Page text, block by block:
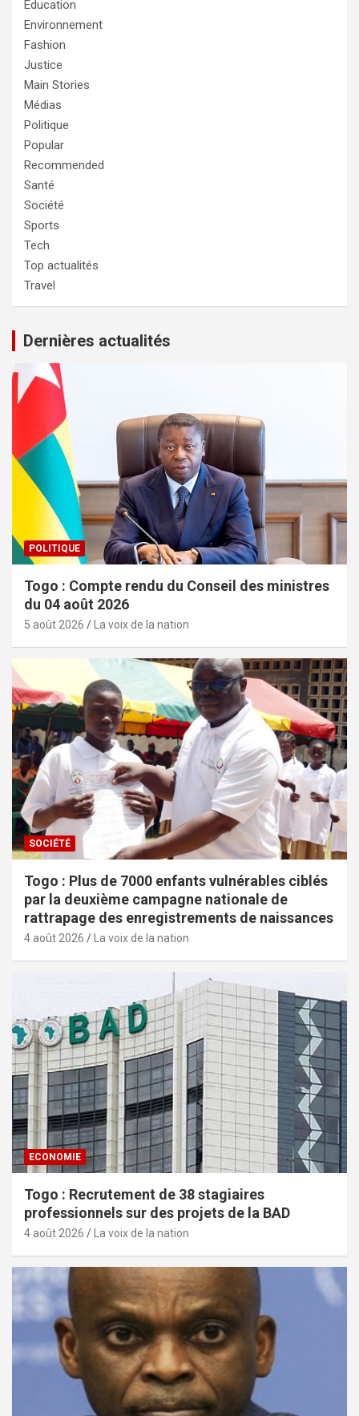
Education
Environnement
Fashion
Justice
Main Stories
Médias
Politique
Popular
Recommended
Santé
Société
Sports
Tech
Top actualités
Travel
Dernières actualités
POLITIQUE
Togo : Compte rendu du Conseil des ministres
du 04 août 2026
5 août 2026 La voix de la nation
SOCIÉTÉ
Togo : Plus de 7000 enfants vulnérables ciblés
par la deuxième campagne nationale de
rattrapage des enregistrements de naissances
4 août 2026 La voix de la nation
ECONOMIE
Togo : Recrutement de 38 stagiaires
professionnels sur des projets de la BAD
4 août 2026 La voix de la nation